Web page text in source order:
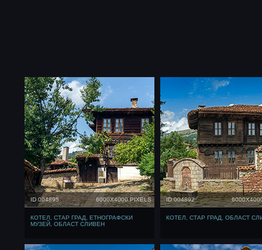
ID 004895 6000X4000 PIXELS
КОТЕЛ, СТАР ГРАД, ЕТНОГРАФСКИ
МУЗЕЙ, ОБЛАСТ СЛИВЕН
ID 004892
КОТЕЛ, СТАР ГРАД, ОБЛАСТ